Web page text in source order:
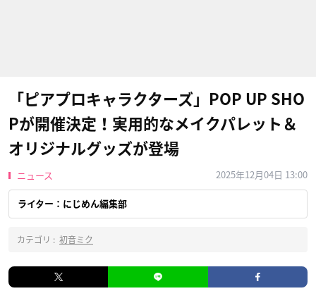
「ピアプロキャラクターズ」POP UP SHO
Pが開催決定！実用的なメイクパレット＆
オリジナルグッズが登場
ニュース 2025年12月04日 13:00
ライター：にじめん編集部
カテゴリ : 初音ミク